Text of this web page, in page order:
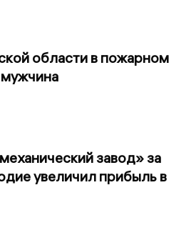
области в пожарном
завод» за
увеличил прибыль в